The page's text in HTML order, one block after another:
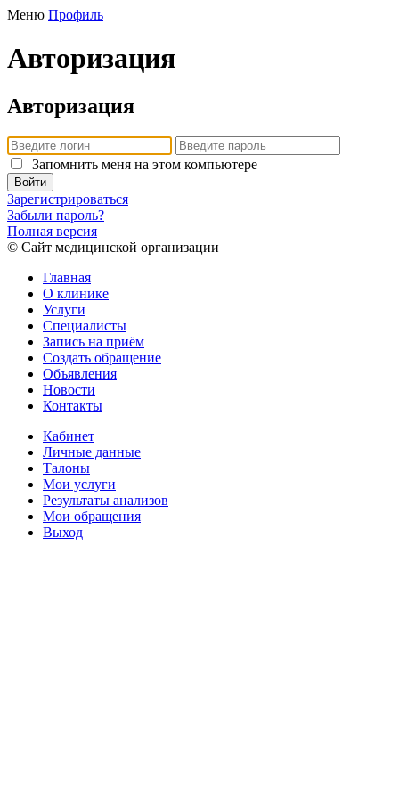
Меню Профиль
Авторизация
Авторизация
Запомнить меня на этом компьютере
Войти
Зарегистрироваться
Забыли пароль?
Полная версия
© Сайт медицинской организации
Главная
О клинике
Услуги
Специалисты
Запись на приём
Создать обращение
Объявления
Новости
Контакты
Кабинет
Личные данные
Талоны
Мои услуги
Результаты анализов
Мои обращения
Выход